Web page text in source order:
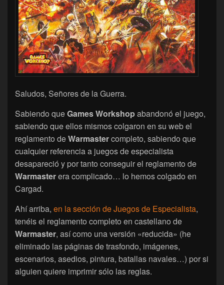
Saludos, Señores de la Guerra.
Sabiendo queGames Workshopabandonó el juego,
sabiendo que ellos mismos colgaron en su web el
reglamento deWarmastercompleto, sabiendo que
cualquier referencia a juegos de especialista
desapareció y por tanto conseguir el reglamento de
Warmasterera complicado… lo hemos colgado en
Cargad.
Ahí arriba, en la sección de Juegos de Especialista,
tenéis el reglamento completo en castellano de
Warmaster, así como una versión «reducida» (he
eliminado las páginas de trasfondo, imágenes,
escenarios, asedios, pintura, batallas navales…) por si
alguien quiere imprimir sólo las reglas.